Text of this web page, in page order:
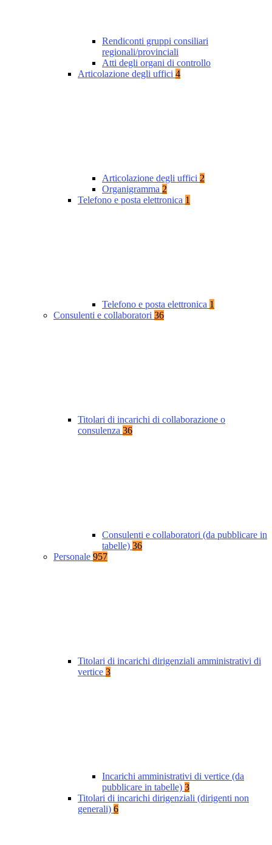
Rendiconti gruppi consiliari
regionali/provinciali
Atti degli organi di controllo
Articolazione degli uffici 4
Articolazione degli uffici 2
Organigramma 2
Telefono e posta elettronica 1
Telefono e posta elettronica 1
Consulenti e collaboratori 36
Titolari di incarichi di collaborazione o
consulenza 36
Consulenti e collaboratori (da pubblicare in
tabelle) 36
Personale 957
Titolari di incarichi dirigenziali amministrativi di
vertice 3
Incarichi amministrativi di vertice (da
pubblicare in tabelle) 3
Titolari di incarichi dirigenziali (dirigenti non
generali) 6